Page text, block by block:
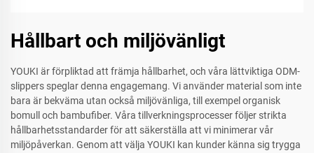
Hållbart och miljövänligt
YOUKI är förpliktad att främja hållbarhet, och våra lättviktiga ODM-
slippers speglar denna engagemang. Vi använder material som inte
bara är bekväma utan också miljövänliga, till exempel organisk
bomull och bambufiber. Våra tillverkningsprocesser följer strikta
hållbarhetsstandarder för att säkerställa att vi minimerar vår
miljöpåverkan. Genom att välja YOUKI kan kunder känna sig trygga